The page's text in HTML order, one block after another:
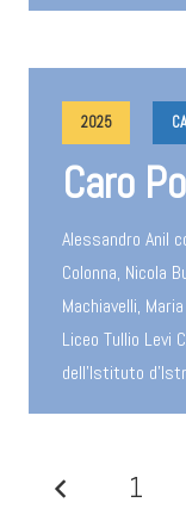
2025
Caro
Alessandro Anil
Colonna, Nicola
Machiavelli,
Liceo Tullio Levi
dell'Istituto
1